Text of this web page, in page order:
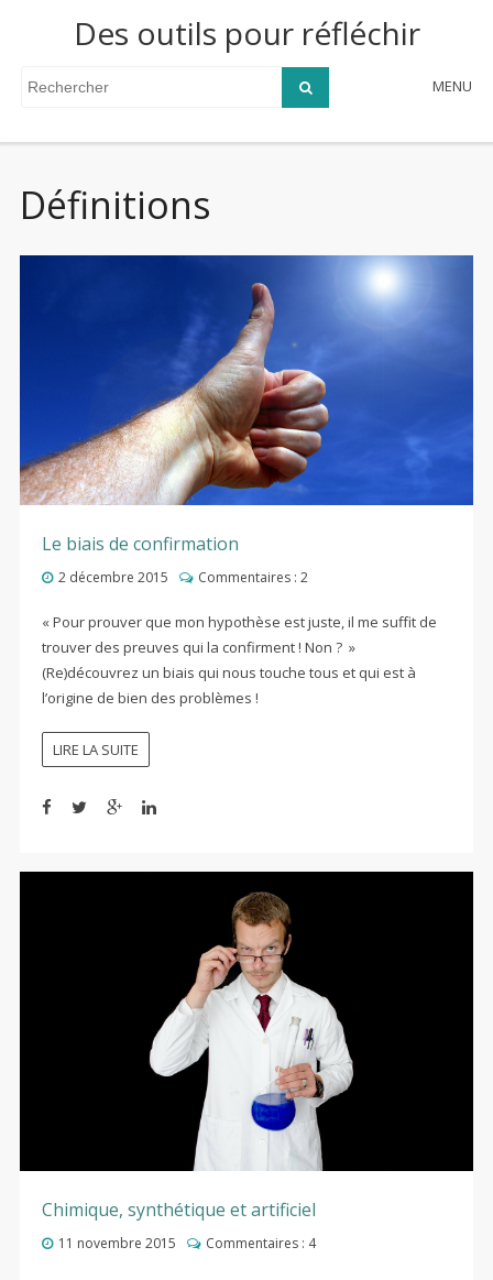
Des outils pour réfléchir
MENU
Définitions
Le biais de confirmation
2 décembre 2015 Commentaires : 2
« Pour prouver que mon hypothèse est juste, il me suffit de
trouver des preuves qui la confirment ! Non ? »
(Re)découvrez un biais qui nous touche tous et qui est à
l’origine de bien des problèmes !
LIRE LA SUITE
Chimique, synthétique et artificiel
11 novembre 2015 Commentaires : 4